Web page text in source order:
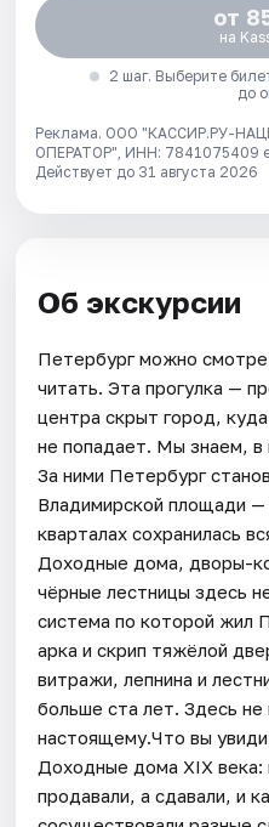
от
на
2 шаг. Выберите
до
Реклама. ООО "КАССИР.РУ-
ОПЕРАТОР", ИНН: 7841075409
Действует до 31 августа 2026
Об экскурсии
Петербург можно
читать. Эта прогулка —
центра скрыт город,
не попадает. Мы знаем, в
За ними Петербург
Владимирской площади —
кварталах сохранилась
Доходные дома, дворы-
чёрные лестницы здесь
система по которой жил
арка и скрип тяжёлой
витражи, лепнина и
больше ста лет. Здесь
настоящему.Что вы
Доходные дома XIX века:
продавали, а сдавали, и